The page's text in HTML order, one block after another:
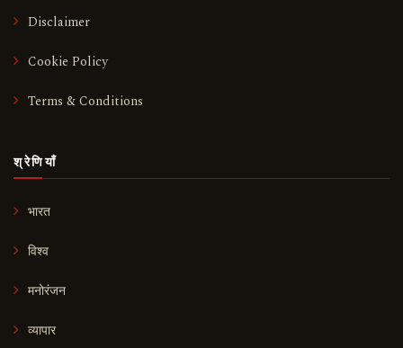
Disclaimer
Cookie Policy
Terms & Conditions
श्रेणियाँ
भारत
विश्व
मनोरंजन
व्यापार